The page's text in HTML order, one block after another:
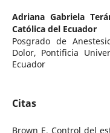
Adriana Gabriela
Católica del Ecuador
Posgrado de
Dolor, Pontificia
Ecuador
Citas
Brown E. Control del